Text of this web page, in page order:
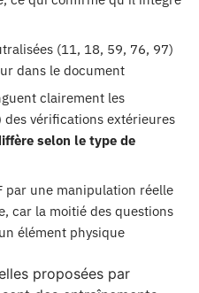
(11, 18, 59, 76, 97)
dans le document
clairement les
vérifications extérieures
selon le type de
par une manipulation réelle
car la moitié des questions
élément physique
proposées par